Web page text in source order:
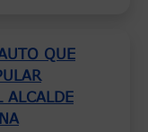
QUE
ALCALDE